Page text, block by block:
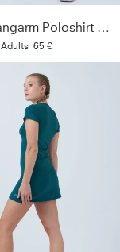
Tennis Langarm Poloshirt Damen & Mädchen, petrol grün
Adults 65 €